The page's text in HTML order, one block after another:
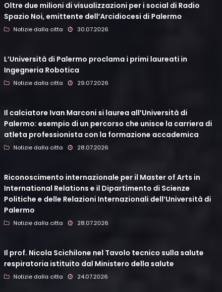
Oltre due milioni di visualizzazioni per i social di Radio
Spazio Noi, emittente dell’Arcidiocesi di Palermo
Notizie dalla citta 30.07.2026
L’Università di Palermo proclama i primi laureati in
Ingegneria Robotica
Notizie dalla citta 29.07.2026
Il calciatore Ivan Marconi si laurea all’Università di
Palermo: esempio di un percorso che unisce la carriera di
atleta professionista con la formazione accademica
Notizie dalla citta 28.07.2026
Riconoscimento internazionale per il Master of Arts in
International Relations e il Dipartimento di Scienze
Politiche e delle Relazioni Internazionali dell’Università di
Palermo
Notizie dalla citta 28.07.2026
Il prof. Nicola Scichilone nel Tavolo tecnico sulla salute
respiratoria istituito dal Ministero della salute
Notizie dalla citta 24.07.2026